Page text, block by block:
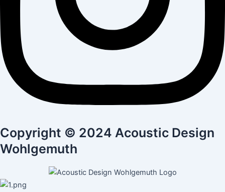
Copyright © 2024 Acoustic Design
Wohlgemuth